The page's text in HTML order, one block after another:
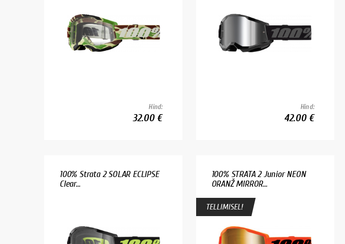
Hind:
32.00 €
Hind:
42.00 €
100% Strata 2 SOLAR ECLIPSE
Clear...
100% STRATA 2 Junior NEON
ORANŽ MIRROR...
TELLIMISEL!